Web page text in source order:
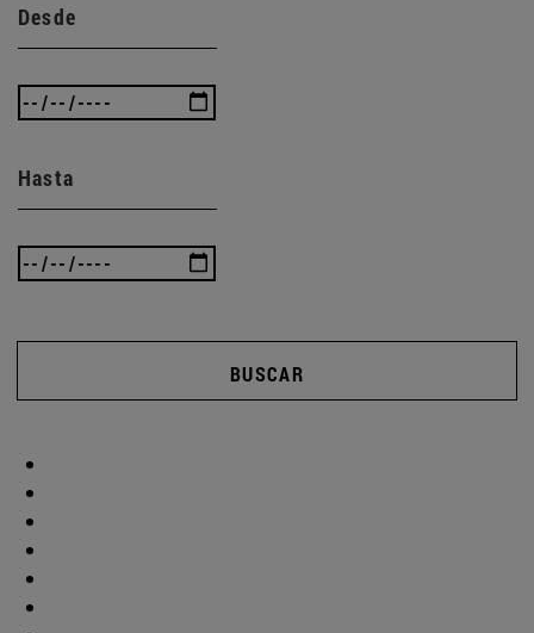
Desde
Hasta
BUSCAR